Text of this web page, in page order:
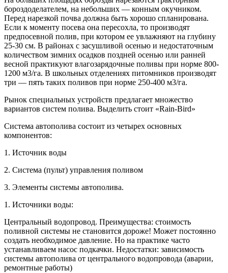
бороздоделателем, на небольших — конным окучником.
Перед нарезкой почва должна быть хорошо спланирована.
Если к моменту посева она пересохла, то производят
предпосевной полив, при котором ее увлажняют на глубину
25-30 см. В районах с засушливой осенью и недостаточным
количеством зимних осадков поздней осенью или ранней
весной практикуют влагозарядочные поливы при норме 800-
1200 м3/га. В школьных отделениях питомников производят
три — пять таких поливов при норме 250-400 м3/га.
Рынок специальных устройств предлагает множество
вариантов систем полива. Выделить стоит «Rain-Bird»
Система автополива состоит из четырех основных
компонентов:
1. Источник воды
2. Система (пульт) управления поливом
3. Элементы системы автополива.
1. Источники воды:
Центральный водопровод. Преимущества: стоимость
поливной системы не становится дороже! Может постоянно
создать необходимое давление. Но на практике часто
устанавливаем насос подкачки. Недостатки: зависимость
системы автополива от центрального водопровода (аварии,
ремонтные работы)